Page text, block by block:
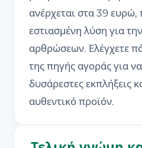
ανέρχεται στα 39
εστιασμένη λύση για
αρθρώσεων. Ελέγχετε
της πηγής αγοράς για
δυσάρεστες εκπλήξεις
αυθεντικό προϊόν.